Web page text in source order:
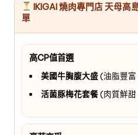
IKIGAI 燒肉專門店 天母高
單
高CP值首選
美國牛胸腹大盛(油脂豐
活菌豚梅花套餐(肉質鮮